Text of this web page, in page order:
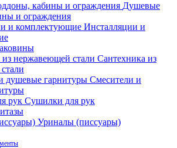
Душевые
и ограждения
Инсталляции и
Сантехника из
Смесители и
Сушилки для рук
Уриналы (писсуары)